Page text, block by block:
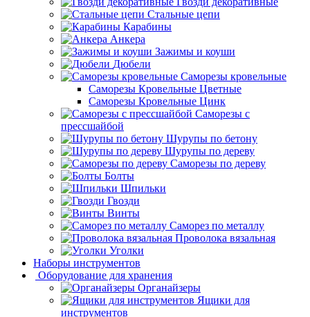
Стальные цепи
Карабины
Анкера
Зажимы и коуши
Дюбели
Саморезы кровельные
Саморезы Кровельные Цветные
Саморезы Кровельные Цинк
Саморезы с
прессшайбой
Шурупы по бетону
Шурупы по дереву
Саморезы по дереву
Болты
Шпильки
Гвозди
Винты
Саморез по металлу
Проволока вязальная
Уголки
Наборы инструментов
Оборудование для хранения
Органайзеры
Ящики для
инструментов